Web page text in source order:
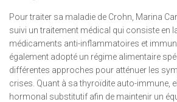
Pour traiter sa maladie de Crohn, Marina
suivi un traitement médical qui consiste en
médicaments anti-inflammatoires et
également adopté un régime alimentaire
différentes approches pour atténuer les
crises. Quant à sa thyroïdite auto-immune,
hormonal substitutif afin de maintenir un